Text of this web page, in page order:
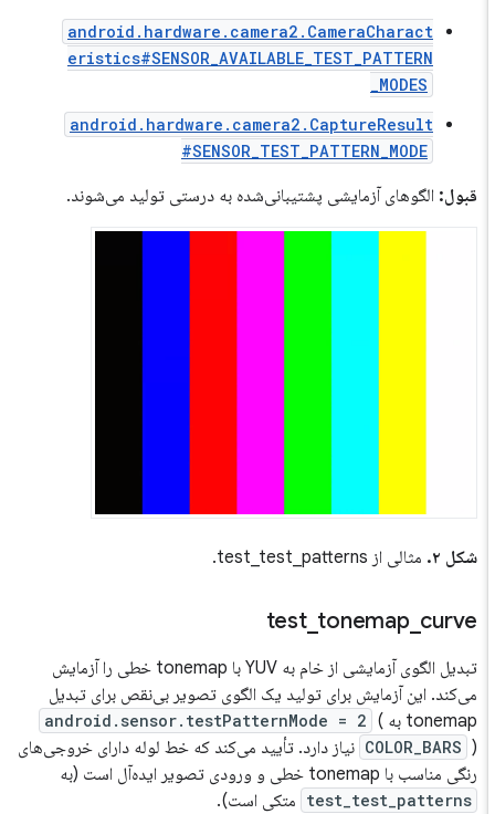
android.hardware.camera2.CameraCharact
eristics#SENSOR_AVAILABLE_TEST_PATTERN
_MODES
android.hardware.camera2.CaptureResult
#SENSOR_TEST_PATTERN_MODE
قبول: الگوهای آزمایشی پشتیبانی‌شده به درستی تولید می‌شوند.
شکل ۲. مثالی از test_test_patterns.
test _tonemap _curve
تبدیل الگوی آزمایشی از خام به YUV با tonemap خطی را آزمایش
می‌کند. این آزمایش برای تولید یک الگوی تصویر بی‌نقص برای تبدیل
tonemap به
android.sensor.testPatternMode = 2 (
COLOR_BARS ) نیاز دارد. تأیید می‌کند که خط لوله دارای خروجی‌های
رنگی مناسب با tonemap خطی و ورودی تصویر ایده‌آل است (به
test_test_patterns متکی است).